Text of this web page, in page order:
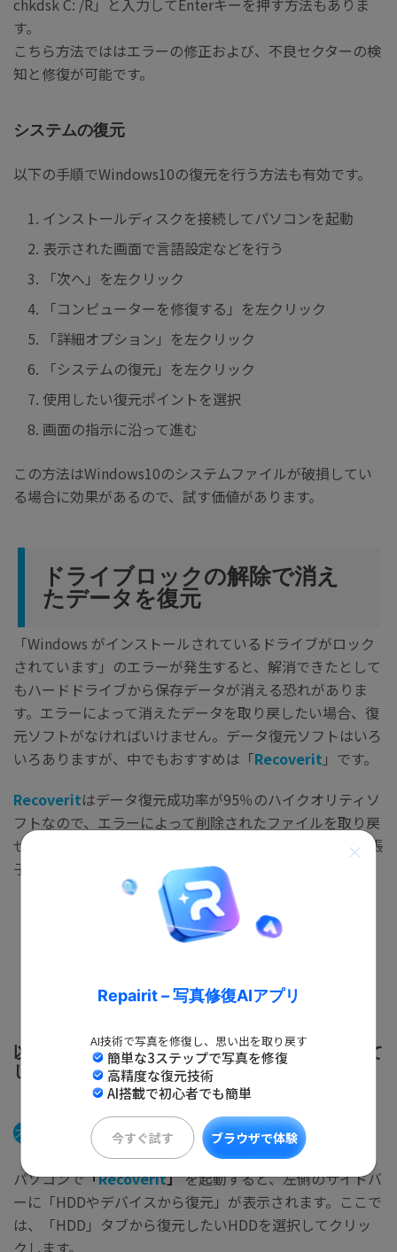
Repairit – 写真修復AIアプリ
AI技術で写真を修復し、思い出を取り戻す
簡単な3ステップで写真を修復
高精度な復元技術
AI搭載で初心者でも簡単
今すぐ試す ブラウザで体験
す。
こちら方法でははエラーの修正および、不良セクターの検
知と修復が可能です。
システムの復元
以下の手順でWindows10の復元を行う方法も有効です。
インストールディスクを接続してパソコンを起動
表示された画面で言語設定などを行う
「次へ」を左クリック
「コンピューターを修復する」を左クリック
「詳細オプション」を左クリック
「システムの復元」を左クリック
使用したい復元ポイントを選択
画面の指示に沿って進む
この方法はWindows10のシステムファイルが破損してい
る場合に効果があるので、試す価値があります。
ドライブロックの解除で消え
たデータを復元
「Windows がインストールされているドライブがロック
されています」のエラーが発生すると、解消できたとして
もハードドライブから保存データが消える恐れがありま
す。エラーによって消えたデータを取り戻したい場合、復
元ソフトがなければいけません。データ復元ソフトはいろ
いろありますが、中でもおすすめは「Recoverit 」です。
Recoveritはデータ復元成功率が95％のハイクオリティソ
フトなので、エラーによって削除されたファイルを取り戻
せます。対応のファイル形式は1000種類以上なので、拡張
子が古いデータの復旧も問題ありません。
無料ダウンロード
無料ダウンロード
以下は、「Recoverit」 で故障したHDDから消えて
しまったファイルを復元する手順です。
ステップ1 復元場所を選択
パソコンで「Recoverit」を起動すると、左側のサイドバ
ーに「HDDやデバイスから復元」が表示されます。ここで
は、「HDD」タブから復元したいHDDを選択してクリッ
クします。